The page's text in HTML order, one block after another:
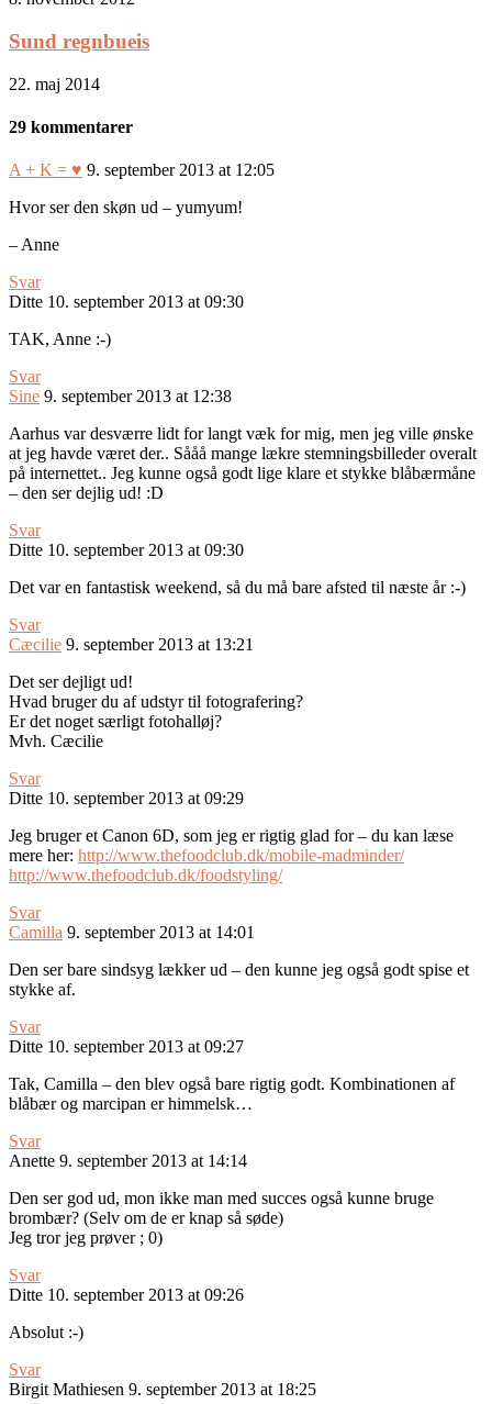
Sund regnbueis
22. maj 2014
29 kommentarer
A + K = ♥ 9. september 2013 at 12:05
Hvor ser den skøn ud – yumyum!
– Anne
Svar
Ditte 10. september 2013 at 09:30
TAK, Anne :-)
Svar
Sine 9. september 2013 at 12:38
Aarhus var desværre lidt for langt væk for mig, men jeg ville ønske
at jeg havde været der.. Sååå mange lækre stemningsbilleder overalt
på internettet.. Jeg kunne også godt lige klare et stykke blåbærmåne
– den ser dejlig ud! :D
Svar
Ditte 10. september 2013 at 09:30
Det var en fantastisk weekend, så du må bare afsted til næste år :-)
Svar
Cæcilie 9. september 2013 at 13:21
Det ser dejligt ud!
Hvad bruger du af udstyr til fotografering?
Er det noget særligt fotohalløj?
Mvh. Cæcilie
Svar
Ditte 10. september 2013 at 09:29
Jeg bruger et Canon 6D, som jeg er rigtig glad for – du kan læse
mere her: http://www.thefoodclub.dk/mobile-madminder/
http://www.thefoodclub.dk/foodstyling/
Svar
Camilla 9. september 2013 at 14:01
Den ser bare sindsyg lækker ud – den kunne jeg også godt spise et
stykke af.
Svar
Ditte 10. september 2013 at 09:27
Tak, Camilla – den blev også bare rigtig godt. Kombinationen af
blåbær og marcipan er himmelsk…
Svar
Anette 9. september 2013 at 14:14
Den ser god ud, mon ikke man med succes også kunne bruge
brombær? (Selv om de er knap så søde)
Jeg tror jeg prøver ; 0)
Svar
Ditte 10. september 2013 at 09:26
Absolut :-)
Svar
Birgit Mathiesen 9. september 2013 at 18:25